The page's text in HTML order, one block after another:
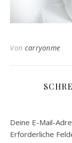
Von carryonme
Deine E-Mail-
Erforderliche